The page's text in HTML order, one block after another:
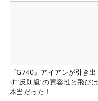
『G740』アイアンが引き出
す“反則級”の寛容性と飛びは
本当だった！